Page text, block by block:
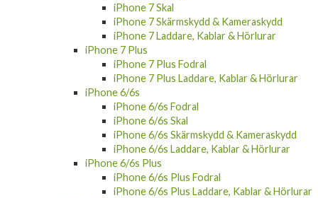
iPhone 7 Skal
iPhone 7 Skärmskydd & Kameraskydd
iPhone 7 Laddare, Kablar & Hörlurar
iPhone 7 Plus
iPhone 7 Plus Fodral
iPhone 7 Plus Laddare, Kablar & Hörlurar
iPhone 6/6s
iPhone 6/6s Fodral
iPhone 6/6s Skal
iPhone 6/6s Skärmskydd & Kameraskydd
iPhone 6/6s Laddare, Kablar & Hörlurar
iPhone 6/6s Plus
iPhone 6/6s Plus Fodral
iPhone 6/6s Plus Laddare, Kablar & Hörlurar